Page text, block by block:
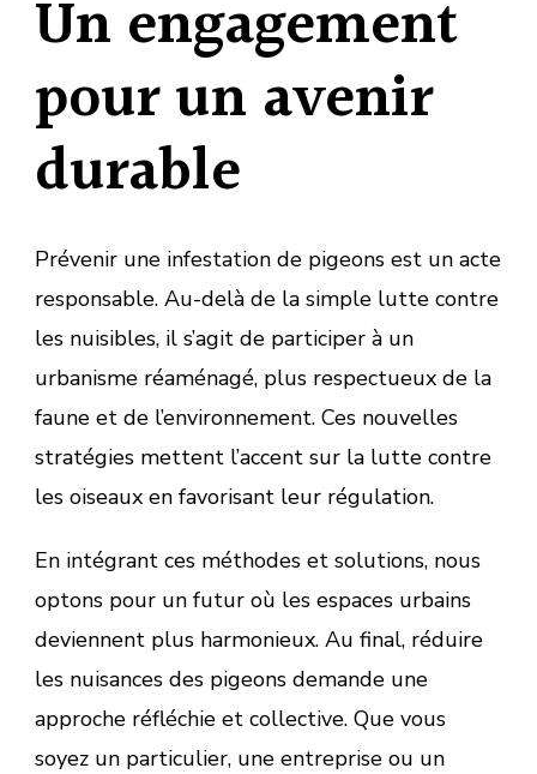
Un engagement
pour un avenir
durable
Prévenir une infestation de pigeons est un acte
responsable. Au-delà de la simple lutte contre
les nuisibles, il s’agit de participer à un
urbanisme réaménagé, plus respectueux de la
faune et de l’environnement. Ces nouvelles
stratégies mettent l’accent sur la lutte contre
les oiseaux en favorisant leur régulation.
En intégrant ces méthodes et solutions, nous
optons pour un futur où les espaces urbains
deviennent plus harmonieux. Au final, réduire
les nuisances des pigeons demande une
approche réfléchie et collective. Que vous
soyez un particulier, une entreprise ou un